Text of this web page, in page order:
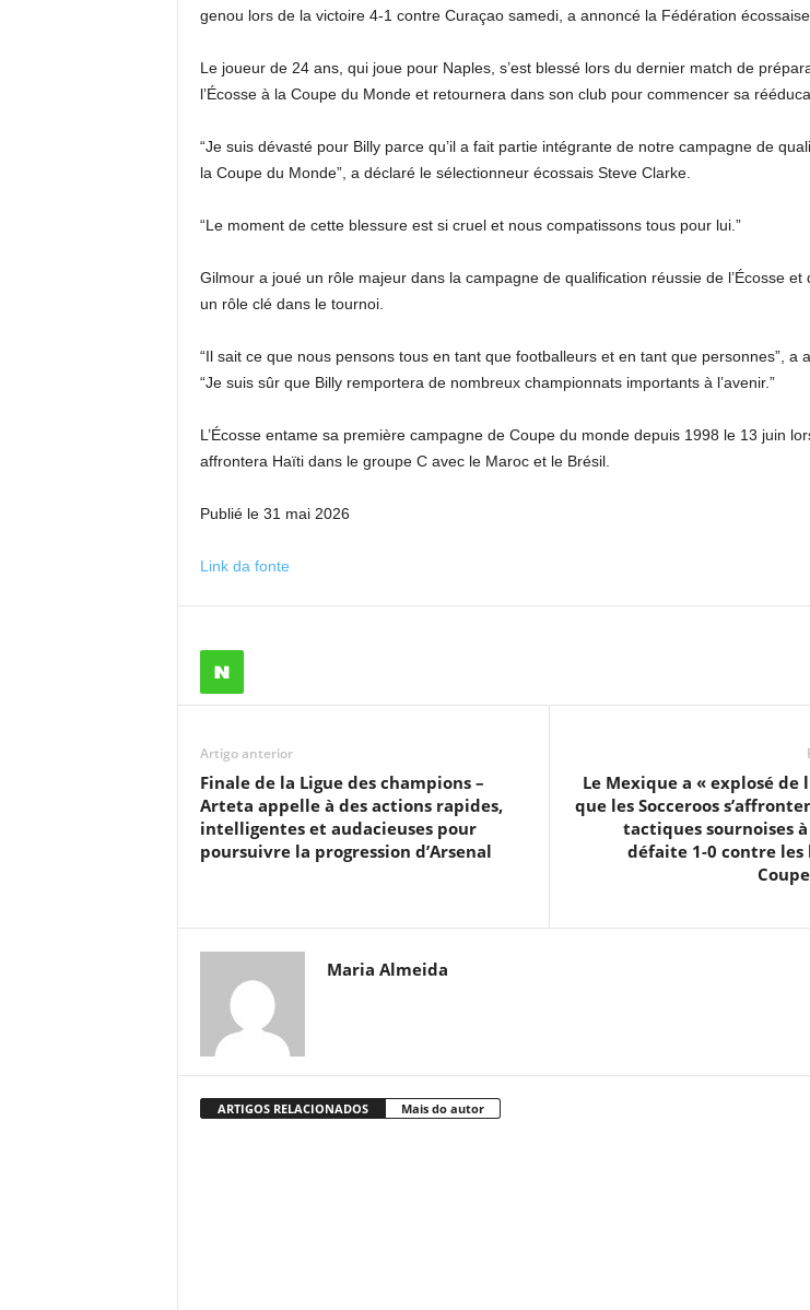
genou lors de la victoire 4-1 contre Curaçao samedi, a annoncé la Fédération
Le joueur de 24 ans, qui joue pour Naples, s’est blessé lors du dernier match de
l’Écosse à la Coupe du Monde et retournera dans son club pour commencer sa
“Je suis dévasté pour Billy parce qu’il a fait partie intégrante de notre campagne de
la Coupe du Monde”, a déclaré le sélectionneur écossais Steve Clarke.
“Le moment de cette blessure est si cruel et nous compatissons tous pour lui.”
Gilmour a joué un rôle majeur dans la campagne de qualification réussie de l’Écosse et
un rôle clé dans le tournoi.
“Il sait ce que nous pensons tous en tant que footballeurs et en tant que personnes”, a
“Je suis sûr que Billy remportera de nombreux championnats importants à l’avenir.”
L’Écosse entame sa première campagne de Coupe du monde depuis 1998 le 13 juin
affrontera Haïti dans le groupe C avec le Maroc et le Brésil.
Publié le 31 mai 2026
Link da fonte
Artigo anterior
Finale de la Ligue des champions –
Arteta appelle à des actions rapides,
intelligentes et audacieuses pour
poursuivre la progression d’Arsenal
Le Mexique a « explosé de
que les Socceroos
tactiques sournoises
défaite 1-0 contre les
Maria Almeida
ARTIGOS RELACIONADOS Mais do autor